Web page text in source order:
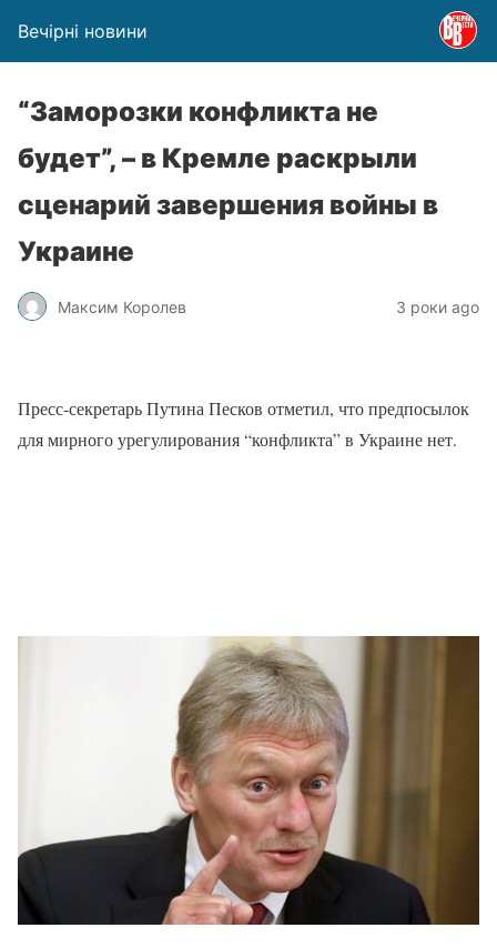
Вечірні новини
“Заморозки конфликта не
будет”, – в Кремле раскрыли
сценарий завершения войны в
Украине
Максим Королев 3 роки ago
Пресс-секретарь Путина Песков отметил, что предпосылок
для мирного урегулирования “конфликта” в Украине нет.